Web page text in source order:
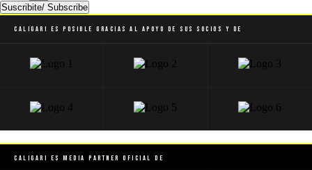
Suscribite/ Subscribe
Caligari es posible gracias al apoyo de sus socios y de
Caligari es Media Partner Oficial de